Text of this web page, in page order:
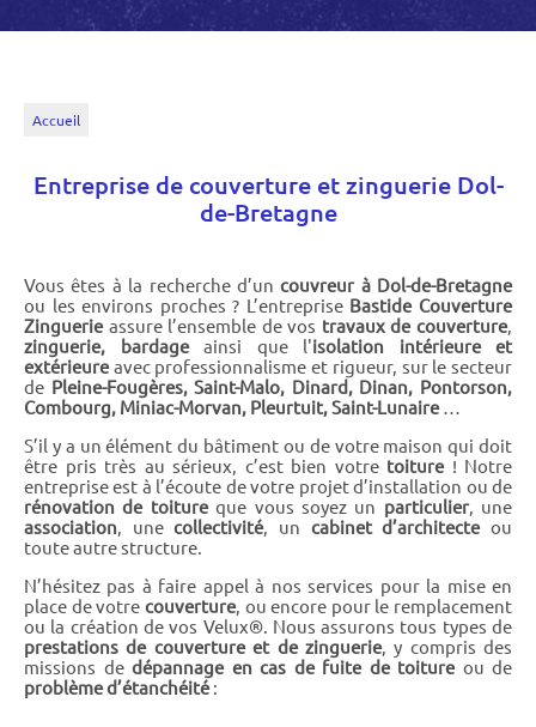
Accueil
Entreprise de couverture et zinguerie Dol-
de-Bretagne
Vous êtes à la recherche d’uncouvreur à Dol-de-Bretagne
ou les environs proches ? L’entreprise Bastide Couverture
Zinguerieassure l’ensemble de vos travaux de couverture,
zinguerie, bardageainsi que l'isolation intérieure et
extérieureavec professionnalisme et rigueur, sur le secteur
de Pleine-Fougères, Saint-Malo, Dinard, Dinan, Pontorson,
Combourg, Miniac-Morvan, Pleurtuit, Saint-Lunaire…
S’il y a un élément du bâtiment ou de votre maison qui doit
être pris très au sérieux, c’est bien votre toiture! Notre
entreprise est à l’écoute de votre projet d’installation ou de
rénovation de toitureque vous soyez un particulier, une
association, unecollectivité, un cabinet d’architecteou
toute autre structure.
N’hésitez pas à faire appel à nos services pour la mise en
place de votre couverture, ou encore pour le remplacement
ou la création de vos Velux®. Nous assurons tous types de
prestations de couverture et de zinguerie, y compris des
missions de dépannage en cas de fuite de toitureou de
problème d’étanchéité: